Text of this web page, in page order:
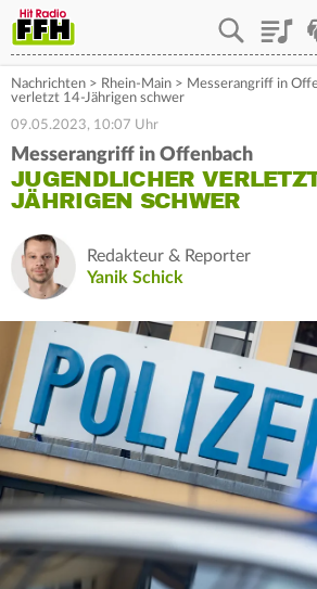
Playlist
Nachrichten > Rhein-Main > Messerangriff in
verletzt 14-Jährigen schwer
09.05.2023, 10:07 Uhr
Messerangriff in Offenbach
JUGENDLICHER
JÄHRIGEN SCHWER
Redakteur & Reporter
Yanik Schick